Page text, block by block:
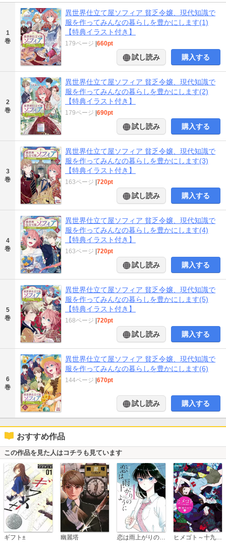
1
巻
異世界仕立て屋ソフィア 貧乏令嬢、現代知識で
服を作ってみんなの暮らしを豊かにします(1)
【特典イラスト付き】
179ページ |660pt
試し読み 購入する
2
巻
異世界仕立て屋ソフィア 貧乏令嬢、現代知識で
服を作ってみんなの暮らしを豊かにします(2)
【特典イラスト付き】
179ページ |690pt
試し読み 購入する
3
巻
異世界仕立て屋ソフィア 貧乏令嬢、現代知識で
服を作ってみんなの暮らしを豊かにします(3)
【特典イラスト付き】
163ページ |720pt
試し読み 購入する
4
巻
異世界仕立て屋ソフィア 貧乏令嬢、現代知識で
服を作ってみんなの暮らしを豊かにします(4)
【特典イラスト付き】
163ページ |720pt
試し読み 購入する
5
巻
異世界仕立て屋ソフィア 貧乏令嬢、現代知識で
服を作ってみんなの暮らしを豊かにします(5)
【特典イラスト付き】
168ページ |720pt
試し読み 購入する
6
巻
異世界仕立て屋ソフィア 貧乏令嬢、現代知識で
服を作ってみんなの暮らしを豊かにします(6)
144ページ |670pt
試し読み 購入する
おすすめ作品
この作品を見た人はコチラも見ています
ギフト± 幽麗塔 ヒメゴト～十九歳の制服～